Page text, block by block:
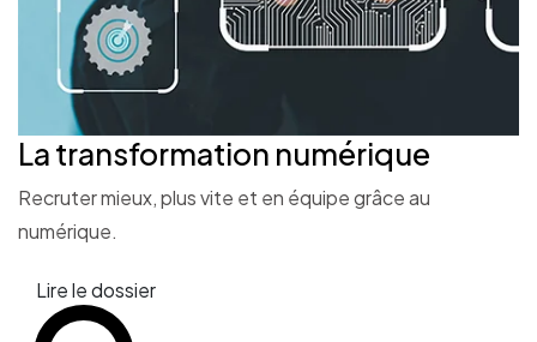
La transformation numérique
Recruter mieux, plus vite et en équipe grâce au
numérique.
Lire le dossier